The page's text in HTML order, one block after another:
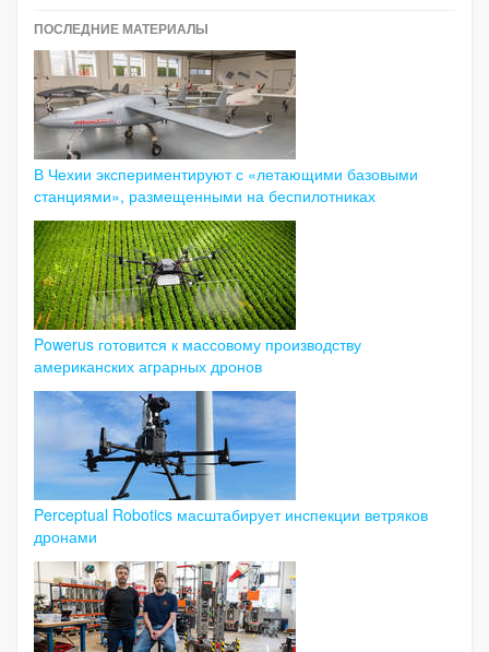
ПОСЛЕДНИЕ МАТЕРИАЛЫ
В Чехии экспериментируют с «летающими базовыми
станциями», размещенными на беспилотниках
Powerus готовится к массовому производству
американских аграрных дронов
Perceptual Robotics масштабирует инспекции ветряков
дронами